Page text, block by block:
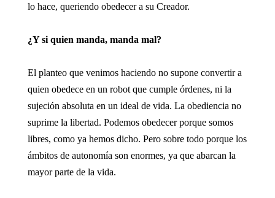
lo hace, queriendo obedecer a su Creador.
¿Y si quien manda, manda mal?
El planteo que venimos haciendo no supone convertir a
quien obedece en un robot que cumple órdenes, ni la
sujeción absoluta en un ideal de vida. La obediencia no
suprime la libertad. Podemos obedecer porque somos
libres, como ya hemos dicho. Pero sobre todo porque los
ámbitos de autonomía son enormes, ya que abarcan la
mayor parte de la vida.